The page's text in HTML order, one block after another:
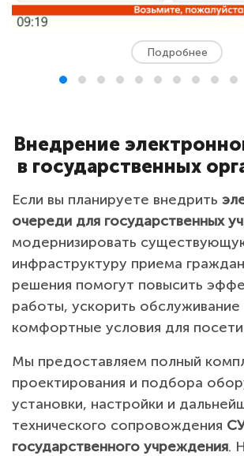
Подробнее
Внедрение
в государственных
Если вы планируете внедрить
очереди для государственных
модернизировать
инфраструктуру приема
решения помогут повысить
работы, ускорить обслуживание
комфортные условия для
Мы предоставляем полный
проектирования и подбора
установки, настройки и
технического сопровождения
государственного учреждения.